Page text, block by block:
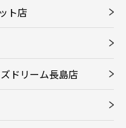
ト店
ドリーム長島店